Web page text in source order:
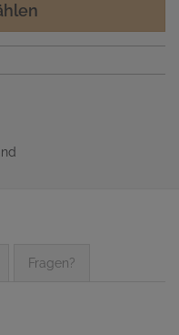
Fragen?